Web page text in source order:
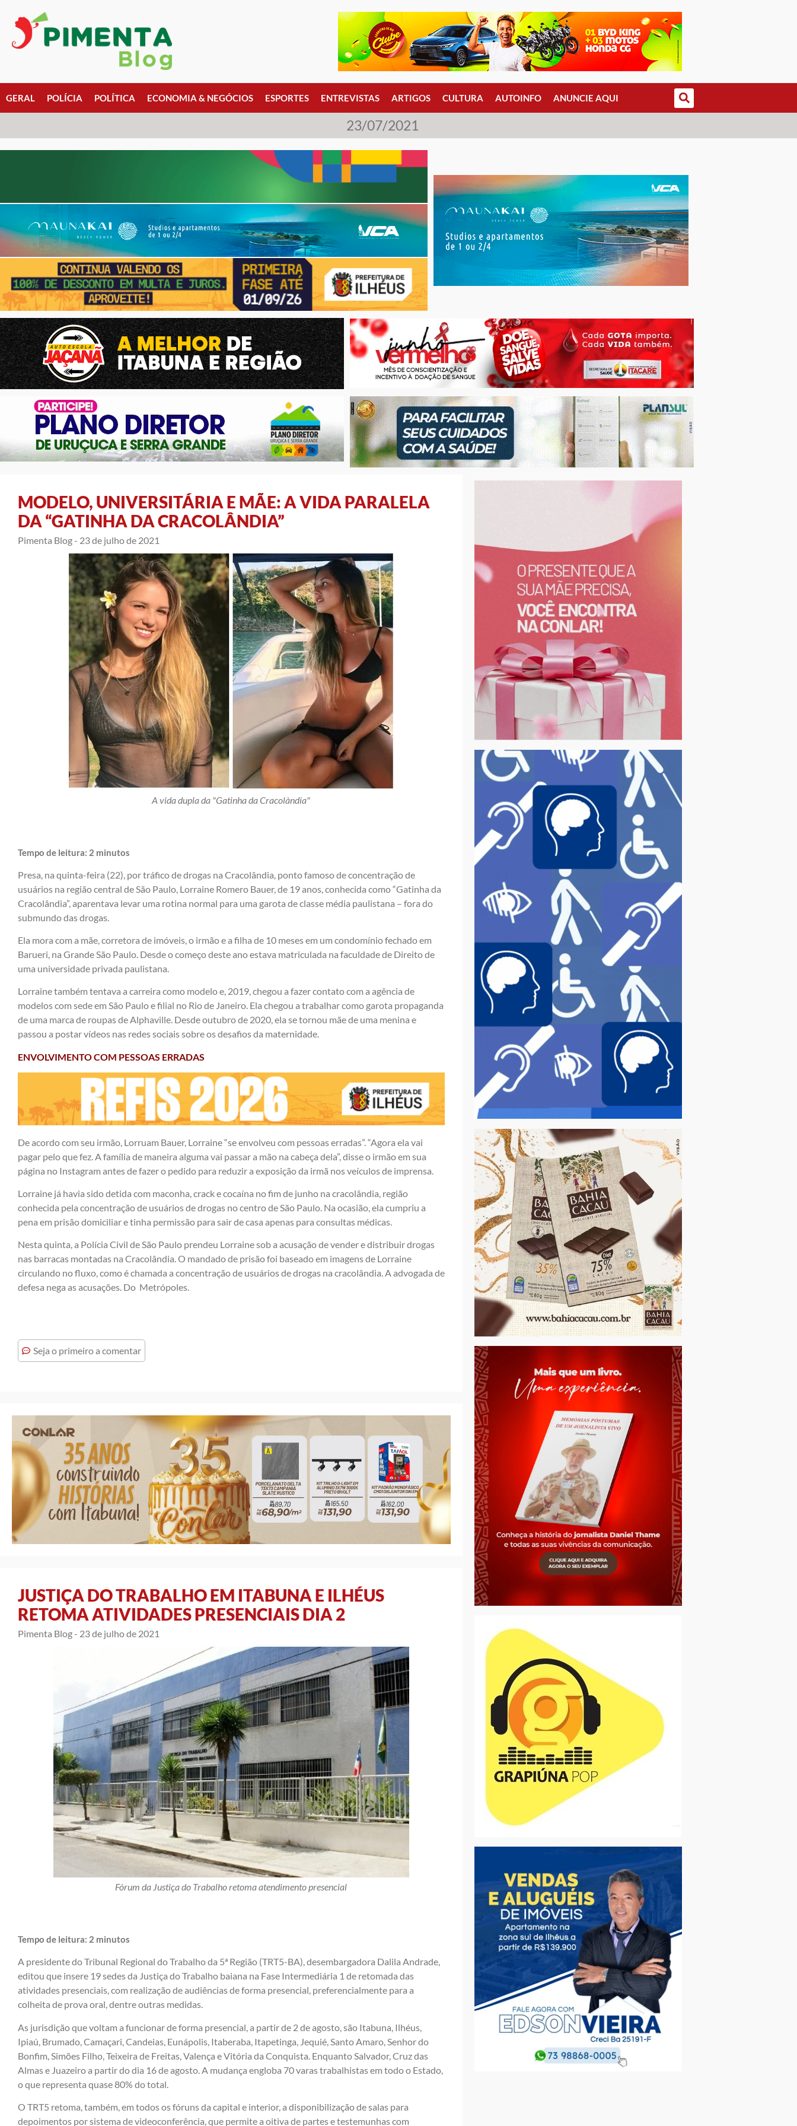
GERAL POLÍCIA POLÍTICA ECONOMIA & NEGÓCIOS ESPORTES ENTREVISTAS ARTIGOS CULTURA AUTOINFO ANUNCIE AQUI
23/07/2021
MODELO, UNIVERSITÁRIA E MÃE: A VIDA PARALELA
DA “GATINHA DA CRACOLÂNDIA”
Pimenta Blog - 23 de julho de 2021
A vida dupla da "Gatinha da Cracolàndia"
Tempo de leitura: 2 minutos
Presa, na quinta-feira (22), por tráfico de drogas na Cracolândia, ponto famoso de concentração de
usuários na região central de São Paulo, Lorraine Romero Bauer, de 19 anos, conhecida como “Gatinha da
Cracolândia”, aparentava levar uma rotina normal para uma garota de classe média paulistana – fora do
submundo das drogas.
Ela mora com a mãe, corretora de imóveis, o irmão e a filha de 10 meses em um condomínio fechado em
Barueri, na Grande São Paulo. Desde o começo deste ano estava matriculada na faculdade de Direito de
uma universidade privada paulistana.
Lorraine também tentava a carreira como modelo e, 2019, chegou a fazer contato com a agência de
modelos com sede em São Paulo e filial no Rio de Janeiro. Ela chegou a trabalhar como garota propaganda
de uma marca de roupas de Alphaville. Desde outubro de 2020, ela se tornou mãe de uma menina e
passou a postar vídeos nas redes sociais sobre os desafios da maternidade.
ENVOLVIMENTO COM PESSOAS ERRADAS
De acordo com seu irmão, Lorruam Bauer, Lorraine “se envolveu com pessoas erradas”. “Agora ela vai
pagar pelo que fez. A família de maneira alguma vai passar a mão na cabeça dela”, disse o irmão em sua
página no Instagram antes de fazer o pedido para reduzir a exposição da irmã nos veículos de imprensa.
Lorraine já havia sido detida com maconha, crack e cocaína no fim de junho na cracolândia, região
conhecida pela concentração de usuários de drogas no centro de São Paulo. Na ocasião, ela cumpriu a
pena em prisão domiciliar e tinha permissão para sair de casa apenas para consultas médicas.
Nesta quinta, a Polícia Civil de São Paulo prendeu Lorraine sob a acusação de vender e distribuir drogas
nas barracas montadas na Cracolândia. O mandado de prisão foi baseado em imagens de Lorraine
circulando no fluxo, como é chamada a concentração de usuários de drogas na cracolândia. A advogada de
defesa nega as acusações. Do Metrópoles.
Seja o primeiro a comentar
JUSTIÇA DO TRABALHO EM ITABUNA E ILHÉUS
RETOMA ATIVIDADES PRESENCIAIS DIA 2
Pimenta Blog - 23 de julho de 2021
Fórum da Justiça do Trabalho retoma atendimento presencial
Tempo de leitura: 2 minutos
A presidente do Tribunal Regional do Trabalho da 5ª Região (TRT5-BA), desembargadora Dalila Andrade,
editou que insere 19 sedes da Justiça do Trabalho baiana na Fase Intermediária 1 de retomada das
atividades presenciais, com realização de audiências de forma presencial, preferencialmente para a
colheita de prova oral, dentre outras medidas.
As jurisdição que voltam a funcionar de forma presencial, a partir de 2 de agosto, são Itabuna, Ilhéus,
Ipiaú, Brumado, Camaçari, Candeias, Eunápolis, Itaberaba, Itapetinga, Jequié, Santo Amaro, Senhor do
Bonfim, Simões Filho, Teixeira de Freitas, Valença e Vitória da Conquista. Enquanto Salvador, Cruz das
Almas e Juazeiro a partir do dia 16 de agosto. A mudança engloba 70 varas trabalhistas em todo o Estado,
o que representa quase 80% do total.
O TRT5 retoma, também, em todos os fóruns da capital e interior, a disponibilização de salas para
depoimentos por sistema de videoconferência, que permite a oitiva de partes e testemunhas com